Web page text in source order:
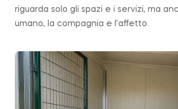
riguarda solo gli spazi e i servizi, ma
umano, la compagnia e l’affetto.